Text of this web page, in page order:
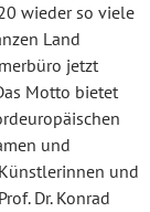
wieder so viele
Land
jetzt
Motto bietet
und
und
Dr. Konrad